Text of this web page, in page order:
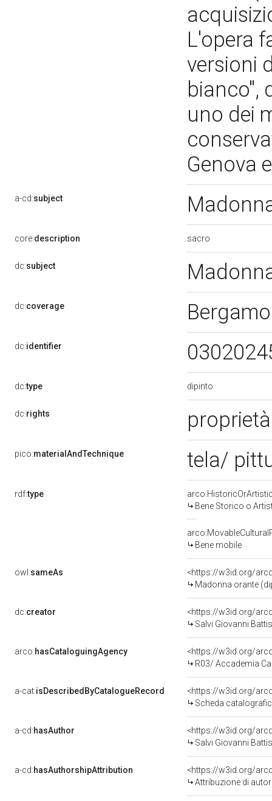
L'opera
versioni
bianco",
uno dei
Genova
a-cd:subject
core:description sacro
dc:subject
dc:coverage
dc:identifier
dc:type dipinto
dc:rights
pico:materialAndTechnique tela/
rdf:type
Bene Storico o
Bene mobile
owl:sameAs
<https://w3id.org/
Madonna orante
dc:creator
<https://w3id.org/
Salvi Giovanni
arco:hasCataloguingAgency
<https://w3id.org/
R03/ Accademia
a-cat:isDescribedByCatalogueRecord
<https://w3id.org/
Scheda
a-cd:hasAuthor
<https://w3id.org/
Salvi Giovanni
a-cd:hasAuthorshipAttribution
<https://w3id.org/
Attribuzione di